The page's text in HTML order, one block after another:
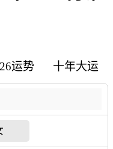
运势 十年大运